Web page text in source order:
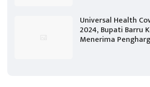
Universal Health
2024, Bupati Barru
Menerima